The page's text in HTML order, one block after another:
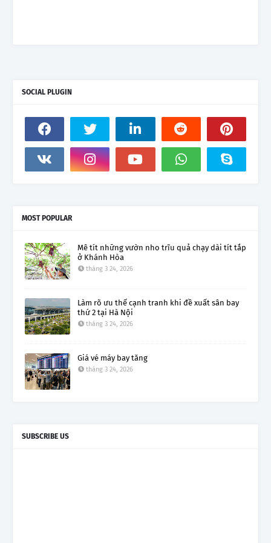
SOCIAL PLUGIN
MOST POPULAR
Mê tít những vườn nho trĩu quả chạy dài tít tắp
ở Khánh Hòa
tháng 3 24, 2026
Làm rõ ưu thế cạnh tranh khi đề xuất sân bay
thứ 2 tại Hà Nội
tháng 3 24, 2026
Giá vé máy bay tăng
tháng 3 24, 2026
SUBSCRIBE US